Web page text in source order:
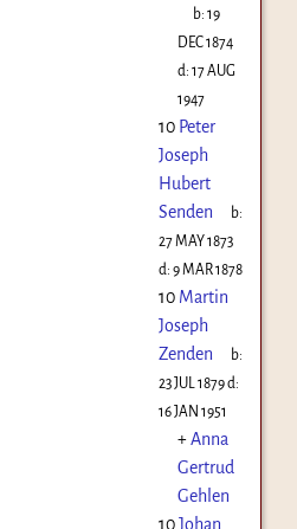
b:19
DEC 1874
d: 17 AUG
1947
10 Peter
Joseph
Hubert
Senden
b:
27 MAY 1873
d: 9 MAR 1878
10 Martin
Joseph
Zenden
b:
23 JUL 1879d:
16 JAN 1951
+Anna
Gertrud
Gehlen
10Johan